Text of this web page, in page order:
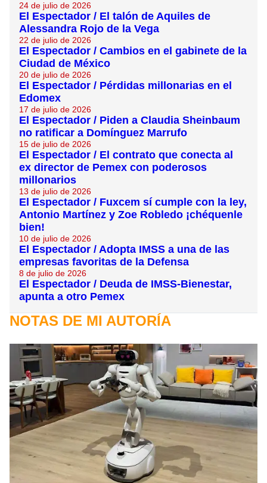
24 de julio de 2026
El Espectador / El talón de Aquiles de
Alessandra Rojo de la Vega
22 de julio de 2026
El Espectador / Cambios en el gabinete de la
Ciudad de México
20 de julio de 2026
El Espectador / Pérdidas millonarias en el
Edomex
17 de julio de 2026
El Espectador / Piden a Claudia Sheinbaum
no ratificar a Domínguez Marrufo
15 de julio de 2026
El Espectador / El contrato que conecta al
ex director de Pemex con poderosos
millonarios
13 de julio de 2026
El Espectador / Fuxcem sí cumple con la ley,
Antonio Martínez y Zoe Robledo ¡chéquenle
bien!
10 de julio de 2026
El Espectador / Adopta IMSS a una de las
empresas favoritas de la Defensa
8 de julio de 2026
El Espectador / Deuda de IMSS-Bienestar,
apunta a otro Pemex
NOTAS DE MI AUTORÍA